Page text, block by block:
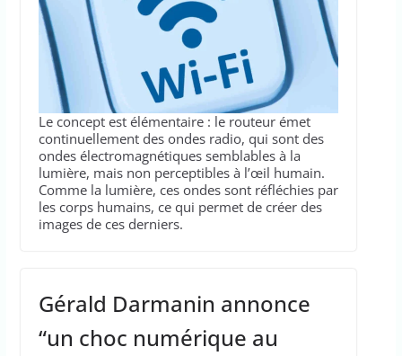
Le concept est élémentaire : le routeur émet
continuellement des ondes radio, qui sont des
ondes électromagnétiques semblables à la
lumière, mais non perceptibles à l’œil humain.
Comme la lumière, ces ondes sont réfléchies par
les corps humains, ce qui permet de créer des
images de ces derniers.
Gérald Darmanin annonce
“un choc numérique au